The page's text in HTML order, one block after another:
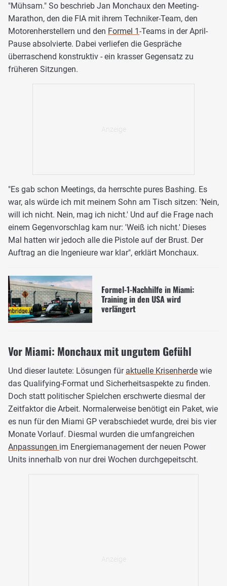
"Mühsam." So beschrieb Jan Monchaux den Meeting-
Marathon, den die FIA mit ihrem Techniker-Team, den
Motorenherstellern und den Formel 1-Teams in der April-
Pause absolvierte. Dabei verliefen die Gespräche
überraschend konstruktiv - ein krasser Gegensatz zu
früheren Sitzungen.
"Es gab schon Meetings, da herrschte pures Bashing. Es
war, als würde ich mit meinem Sohn am Tisch sitzen: 'Nein,
will ich nicht. Nein, mag ich nicht.' Und auf die Frage nach
einem Gegenvorschlag kam nur: 'Weiß ich nicht.' Dieses
Mal hatten wir jedoch alle die Pistole auf der Brust. Der
Auftrag an die Ingenieure war klar", erklärt Monchaux.
Formel-1-Nachhilfe in Miami:
Training in den USA wird
verlängert
Vor Miami: Monchaux mit ungutem Gefühl
Und dieser lautete: Lösungen für aktuelle Krisenherde wie
das Qualifying-Format und Sicherheitsaspekte zu finden.
Doch statt politischer Spielchen erschwerte diesmal der
Zeitfaktor die Arbeit. Normalerweise benötigt ein Paket, wie
es nun für den Miami GP verabschiedet wurde, drei bis vier
Monate Vorlauf. Diesmal wurden die umfangreichen
Anpassungen im Energiemanagement der neuen Power
Units innerhalb von nur drei Wochen durchgepeitscht.